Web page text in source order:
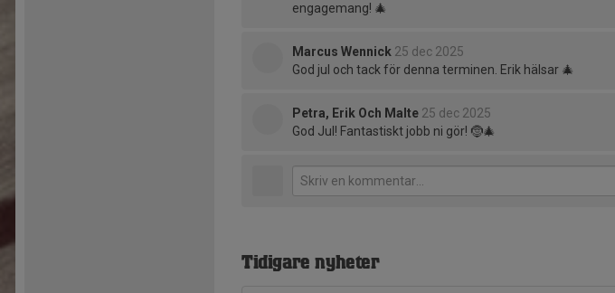
engagemang! 🎄
Marcus Wennick 25 dec 2025
God jul och tack för denna terminen. Erik hälsar 🎄
Petra, Erik Och Malte 25 dec 2025
God Jul! Fantastiskt jobb ni gör! 🤶🎄
Tidigare nyheter